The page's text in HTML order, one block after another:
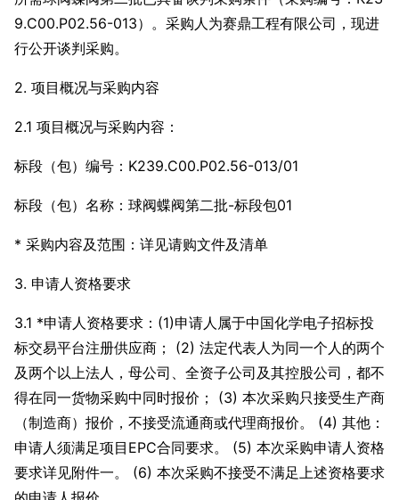
9.C00.P02.56-013）。采购人为赛鼎工程有限公司，现进
行公开谈判采购。
2. 项目概况与采购内容
2.1 项目概况与采购内容：
标段（包）编号：K239.C00.P02.56-013/01
标段（包）名称：球阀蝶阀第二批-标段包01
* 采购内容及范围：详见请购文件及清单
3. 申请人资格要求
3.1 *申请人资格要求：(1)申请人属于中国化学电子招标投
标交易平台注册供应商； (2) 法定代表人为同一个人的两个
及两个以上法人，母公司、全资子公司及其控股公司，都不
得在同一货物采购中同时报价； (3) 本次采购只接受生产商
（制造商）报价，不接受流通商或代理商报价。 (4) 其他：
申请人须满足项目EPC合同要求。 (5) 本次采购申请人资格
要求详见附件一。 (6) 本次采购不接受不满足上述资格要求